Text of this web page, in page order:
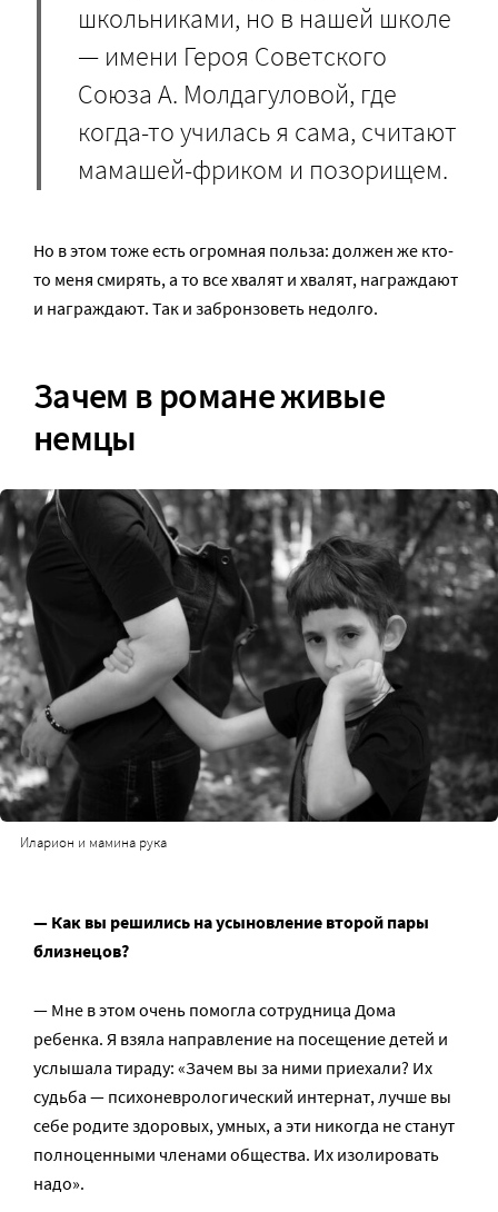
школьниками, но в нашей школе
— имени Героя Советского
Союза А. Молдагуловой, где
когда-то училась я сама, считают
мамашей-фриком и позорищем.
Но в этом тоже есть огромная польза: должен же кто-
то меня смирять, а то все хвалят и хвалят, награждают
и награждают. Так и забронзоветь недолго.
Зачем в романе живые
немцы
Иларион и мамина рука
— Как вы решились на усыновление второй пары
близнецов?
— Мне в этом очень помогла сотрудница Дома
ребенка. Я взяла направление на посещение детей и
услышала тираду: «Зачем вы за ними приехали? Их
судьба — психоневрологический интернат, лучше вы
себе родите здоровых, умных, а эти никогда не станут
полноценными членами общества. Их изолировать
надо».